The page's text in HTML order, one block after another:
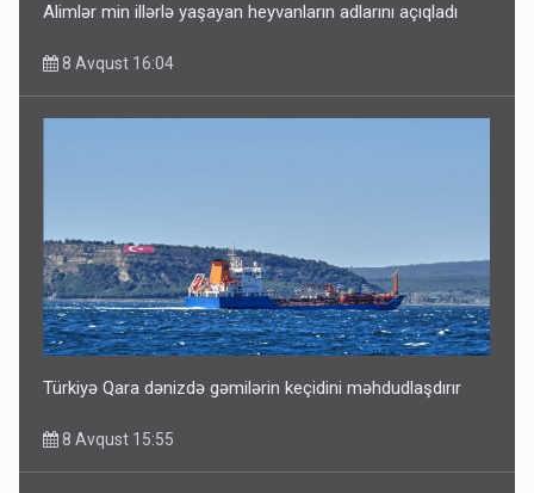
Alimlər min illərlə yaşayan heyvanların adlarını açıqladı
8 Avqust 16:04
Türkiyə Qara dənizdə gəmilərin keçidini məhdudlaşdırır
8 Avqust 15:55